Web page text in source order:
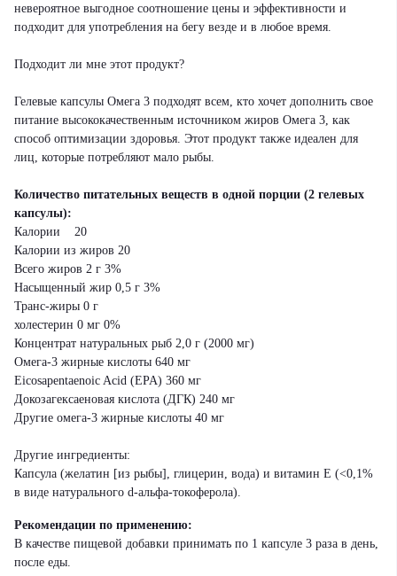
невероятное выгодное соотношение цены и эффективности и
подходит для употребления на бегу везде и в любое время.
Подходит ли мне этот продукт?
Гелевые капсулы Омега 3 подходят всем, кто хочет дополнить свое
питание высококачественным источником жиров Омега 3, как
способ оптимизации здоровья. Этот продукт также идеален для
лиц, которые потребляют мало рыбы.
Количество питательных веществ в одной порции (2 гелевых
капсулы):
Калории 20
Калории из жиров 20
Всего жиров 2 г 3%
Насыщенный жир 0,5 г 3%
Транс-жиры 0 г
холестерин 0 мг 0%
Концентрат натуральных рыб 2,0 г (2000 мг)
Омега-3 жирные кислоты 640 мг
Eicosapentaenoic Acid (EPA) 360 мг
Докозагексаеновая кислота (ДГК) 240 мг
Другие омега-3 жирные кислоты 40 мг
Другие ингредиенты:
Капсула (желатин [из рыбы], глицерин, вода) и витамин Е (<0,1%
в виде натурального d-альфа-токоферола).
Рекомендации по применению:
В качестве пищевой добавки принимать по 1 капсуле 3 раза в день,
после еды.